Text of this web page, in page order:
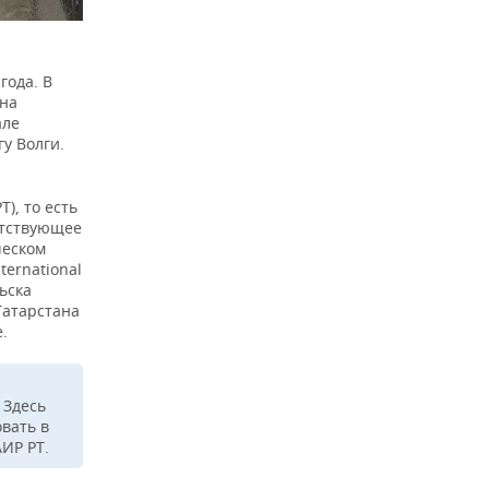
В
Волги.
то есть
в
РТ.